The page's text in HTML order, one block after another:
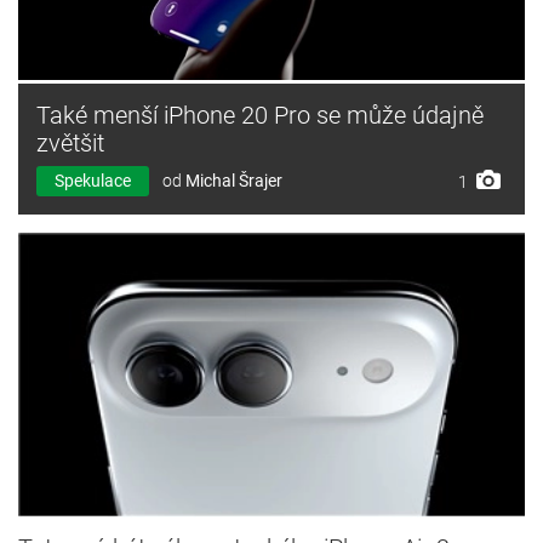
Také menší iPhone 20 Pro se může údajně
zvětšit
Spekulace od Michal Šrajer 1